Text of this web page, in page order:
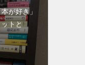
が好き」
ットと